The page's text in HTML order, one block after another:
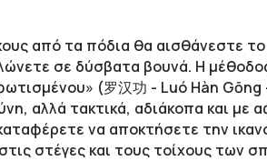
από τα πόδια θα αισθάνεστε
σε δύσβατα βουνά. Η
(罗汉功 - Luó Hàn Gōng
αλλά τακτικά, αδιάκοπα και
να αποκτήσετε την
στέγες και τους τοίχους των